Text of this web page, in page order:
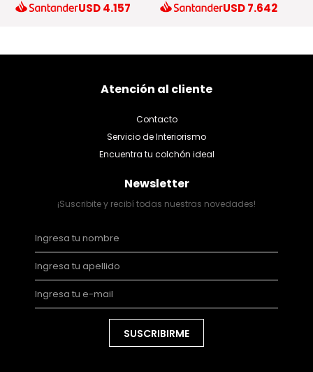
USD4.157 USD7.642
Atención al cliente
Contacto
Servicio de Interiorismo
Encuentra tu colchón ideal
Newsletter
¡Suscribite y recibí todas nuestras novedades!
SUSCRIBIRME